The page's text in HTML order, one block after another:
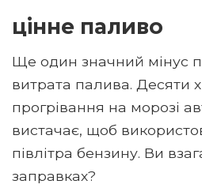
цінне паливо
Ще один значний мінус
витрата палива. Десяти
прогрівання на морозі
вистачає, щоб
півлітра бензину. Ви
заправках?